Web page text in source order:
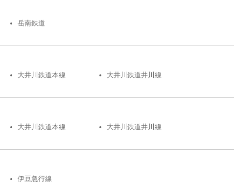
岳南鉄道
大井川鉄道本線
大井川鉄道井川線
大井川鉄道本線
大井川鉄道井川線
伊豆急行線